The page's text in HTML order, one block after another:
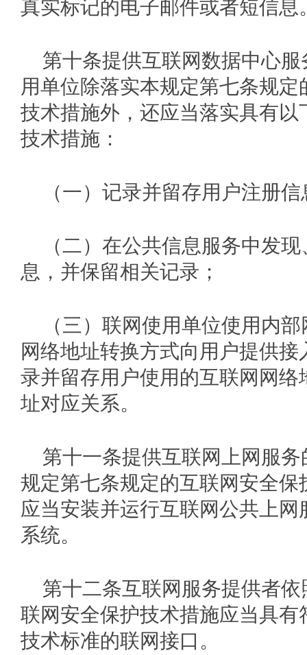
真实标记的电子邮件或者短信息
第十条提供互联网数据中心
用单位除落实本规定第七条规
技术措施外，还应当落实具有以
技术措施：
（一）记录并留存用户注册信
（二）在公共信息服务中发
息，并保留相关记录；
（三）联网使用单位使用内
网络地址转换方式向用户提供
录并留存用户使用的互联网网络
址对应关系。
第十一条提供互联网上网服
规定第七条规定的互联网安全保
应当安装并运行互联网公共上网
系统。
第十二条互联网服务提供者
联网安全保护技术措施应当具有
技术标准的联网接口。